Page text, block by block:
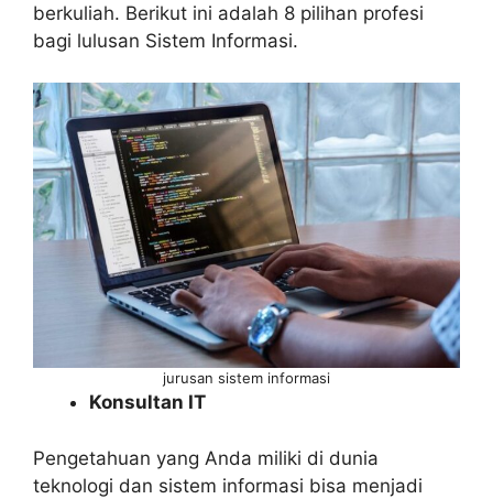
berkuliah. Berikut ini adalah 8 pilihan profesi
bagi lulusan Sistem Informasi.
jurusan sistem informasi
Konsultan IT
Pengetahuan yang Anda miliki di dunia
teknologi dan sistem informasi bisa menjadi